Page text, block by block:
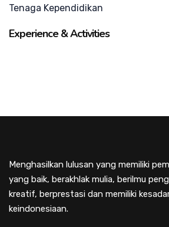
Tenaga Kependidikan
Experience & Activities
Menghasilkan lulusan yang memiliki
yang baik, berakhlak mulia, berilmu
kreatif, berprestasi dan memiliki
keindonesiaan.